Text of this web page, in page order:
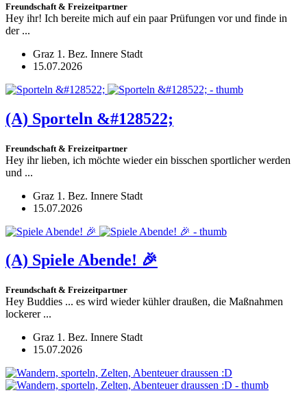
Freundschaft & Freizeitpartner
Hey ihr! Ich bereite mich auf ein paar Prüfungen vor und finde in
der ...
Graz 1. Bez. Innere Stadt
15.07.2026
(A) Sporteln &#128522;
Freundschaft & Freizeitpartner
Hey ihr lieben, ich möchte wieder ein bisschen sportlicher werden
und ...
Graz 1. Bez. Innere Stadt
15.07.2026
(A) Spiele Abende! 🎉
Freundschaft & Freizeitpartner
Hey Buddies ... es wird wieder kühler draußen, die Maßnahmen
lockerer ...
Graz 1. Bez. Innere Stadt
15.07.2026